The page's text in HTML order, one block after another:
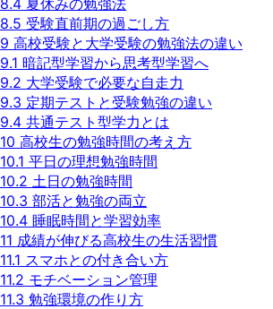
8.4 夏休みの勉強法
8.5 受験直前期の過ごし方
9 高校受験と大学受験の勉強法の違い
9.1 暗記型学習から思考型学習へ
9.2 大学受験で必要な自走力
9.3 定期テストと受験勉強の違い
9.4 共通テスト型学力とは
10 高校生の勉強時間の考え方
10.1 平日の理想勉強時間
10.2 土日の勉強時間
10.3 部活と勉強の両立
10.4 睡眠時間と学習効率
11 成績が伸びる高校生の生活習慣
11.1 スマホとの付き合い方
11.2 モチベーション管理
11.3 勉強環境の作り方